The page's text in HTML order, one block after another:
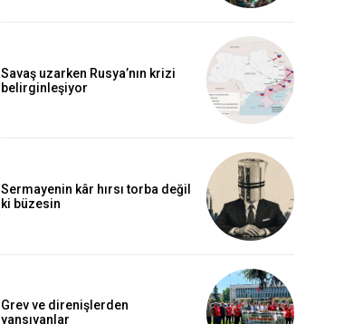
Savaş uzarken Rusya’nın krizi
belirginleşiyor
Sermayenin kâr hırsı torba değil
ki büzesin
Grev ve direnişlerden
yansıyanlar